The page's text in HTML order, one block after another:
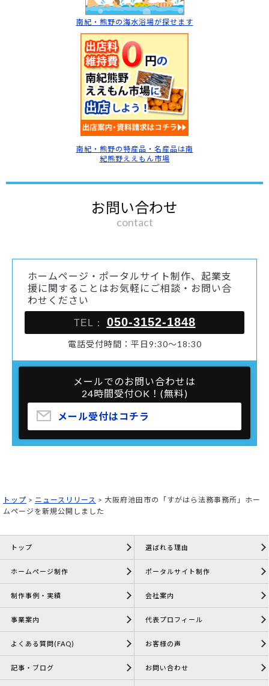
南紀・熊野の海水浴場が探せます
南紀・熊野の特産品・名産品は南
紀熊野ええもん市場
お問い合わせ
contact
ホームページ・ポータルサイト制作、起業支
援に関することはお気軽にご相談・お問い合
わせください
TEL： 050-3152-1848
電話受付時間：平日9:30～18:30
メールでのお問い合わせは
24時間受付OK！(無料)
メール受付はコチラ
トップ > ニュースリリース > 大阪府池田市の「すがはら法務事務所」ホー
ムページを新規公開しました
トップ 選ばれる理由
ホームページ制作 ポータルサイト制作
制作事例・実績 会社案内
事業案内 代表プロフィール
よくある質問(FAQ) お客様の声
記事・ブログ お問い合わせ